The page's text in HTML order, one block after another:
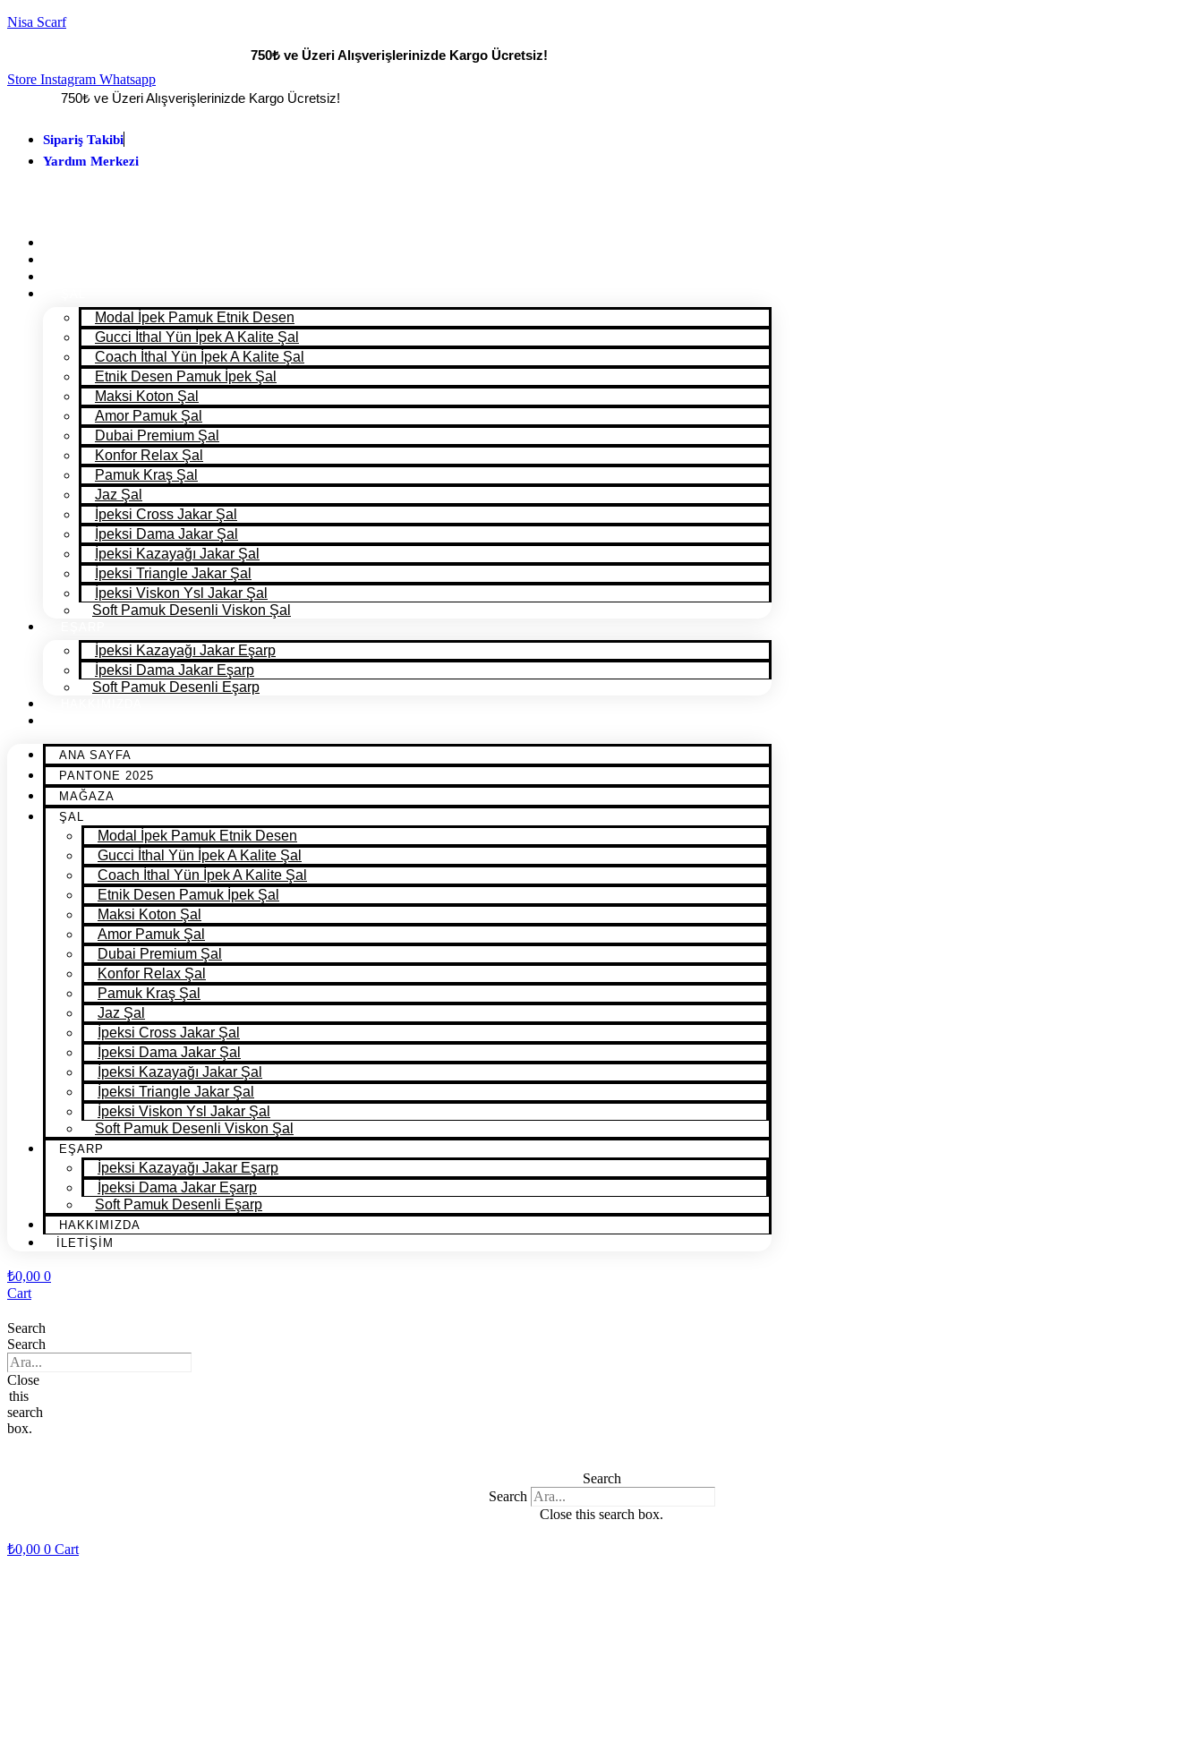
Nisa Scarf
750₺ ve Üzeri Alışverişlerinizde Kargo Ücretsiz!
Store Instagram Whatsapp
750₺ ve Üzeri Alışverişlerinizde Kargo Ücretsiz!
Sipariş Takibi
Yardım Merkezi
Modal İpek Pamuk Etnik Desen
Gucci İthal Yün İpek A Kalite Şal
Coach İthal Yün İpek A Kalite Şal
Etnik Desen Pamuk İpek Şal
Maksi Koton Şal
Amor Pamuk Şal
Dubai Premium Şal
Konfor Relax Şal
Pamuk Kraş Şal
Jaz Şal
İpeksi Cross Jakar Şal
İpeksi Dama Jakar Şal
İpeksi Kazayağı Jakar Şal
İpeksi Triangle Jakar Şal
İpeksi Viskon Ysl Jakar Şal
Soft Pamuk Desenli Viskon Şal
İpeksi Kazayağı Jakar Eşarp
İpeksi Dama Jakar Eşarp
Soft Pamuk Desenli Eşarp
ANA SAYFA
PANTONE 2025
MAĞAZA
ŞAL
Modal İpek Pamuk Etnik Desen
Gucci İthal Yün İpek A Kalite Şal
Coach İthal Yün İpek A Kalite Şal
Etnik Desen Pamuk İpek Şal
Maksi Koton Şal
Amor Pamuk Şal
Dubai Premium Şal
Konfor Relax Şal
Pamuk Kraş Şal
Jaz Şal
İpeksi Cross Jakar Şal
İpeksi Dama Jakar Şal
İpeksi Kazayağı Jakar Şal
İpeksi Triangle Jakar Şal
İpeksi Viskon Ysl Jakar Şal
Soft Pamuk Desenli Viskon Şal
EŞARP
İpeksi Kazayağı Jakar Eşarp
İpeksi Dama Jakar Eşarp
Soft Pamuk Desenli Eşarp
HAKKIMIZDA
İLETİŞİM
₺0,00 0
Cart
Search
Search
Close
this
search
box.
Search
Search
Close this search box.
₺0,00 0 Cart